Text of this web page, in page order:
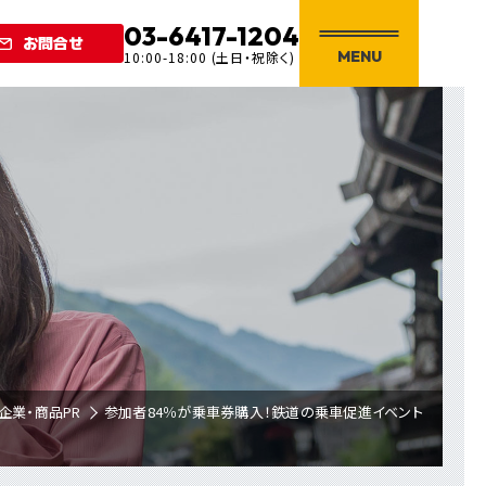
お問合せ 03-6417-1204
10:00-18:00 (土日・祝除く) MENU
業・商品PR 参加者84％が乗車券購入！鉄道の乗車促進イベント